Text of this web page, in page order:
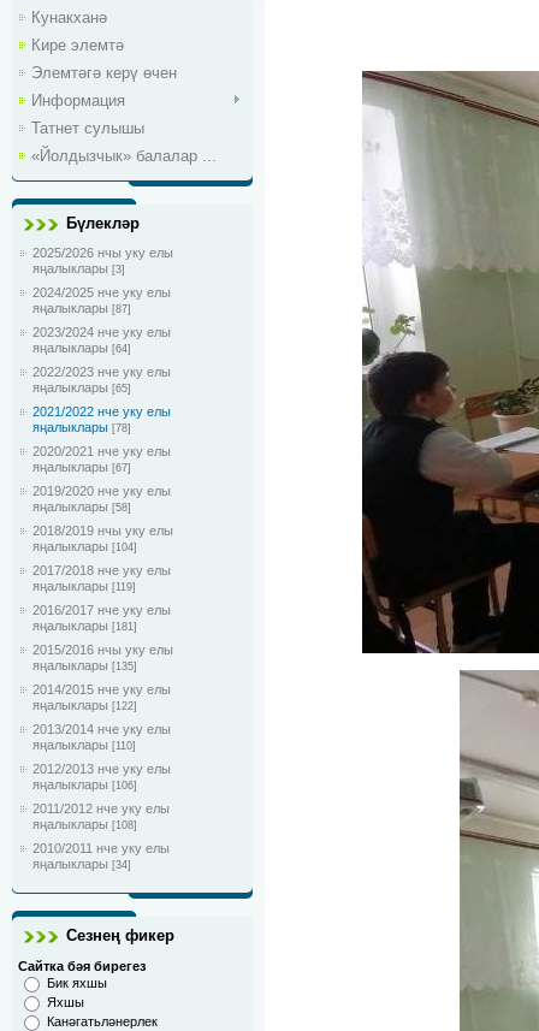
Кунакханә
Кире элемтә
Элемтәгә керү өчен
Информация
Татнет сулышы
«Йолдызчык» балалар ...
Бүлекләр
2025/2026 нчы уку елы
яңалыклары [3]
2024/2025 нче уку елы
яңалыклары [87]
2023/2024 нче уку елы
яңалыклары [64]
2022/2023 нче уку елы
яңалыклары [65]
2021/2022 нче уку елы
яңалыклары [78]
2020/2021 нче уку елы
яңалыклары [67]
2019/2020 нче уку елы
яңалыклары [58]
2018/2019 нчы уку елы
яңалыклары [104]
2017/2018 нче уку елы
яңалыклары [119]
2016/2017 нче уку елы
яңалыклары [181]
2015/2016 нчы уку елы
яңалыклары [135]
2014/2015 нче уку елы
яңалыклары [122]
2013/2014 нче уку елы
яңалыклары [110]
2012/2013 нче уку елы
яңалыклары [106]
2011/2012 нче уку елы
яңалыклары [108]
2010/2011 нче уку елы
яңалыклары [34]
Сезнең фикер
Сайтка бәя бирегез
Бик яхшы
Яхшы
Канәгатьләнерлек